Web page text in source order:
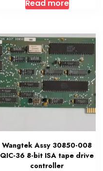
Read more
Wangtek Assy 30850-008
QIC-36 8-bit ISA tape drive
controller